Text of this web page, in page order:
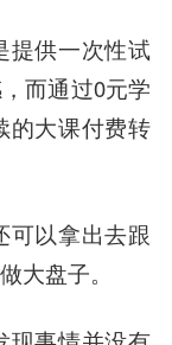
提供一次性试
而通过0元学
的大课付费转
可以拿出去跟
大盘子。